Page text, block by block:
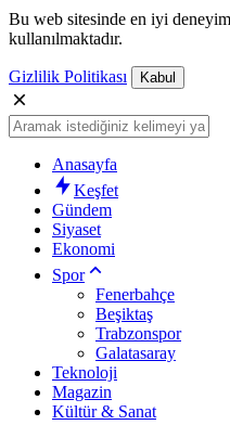
Bu web sitesinde en iyi
kullanılmaktadır.
Gizlilik Politikası Kabul
Anasayfa
Keşfet
Gündem
Siyaset
Ekonomi
Spor
Fenerbahçe
Beşiktaş
Trabzonspor
Galatasaray
Teknoloji
Magazin
Kültür & Sanat